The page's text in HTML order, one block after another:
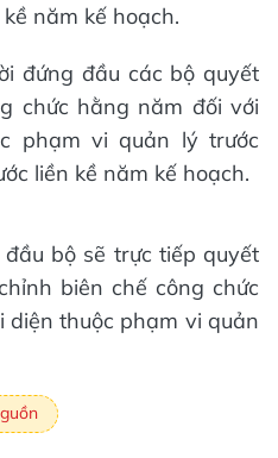
năm kế hoạch.
đứng đầu các bộ quyết
chức hằng năm đối với
phạm vi quản lý trước
liền kề năm kế hoạch.
bộ sẽ trực tiếp quyết
biên chế công chức
diện thuộc phạm vi quản